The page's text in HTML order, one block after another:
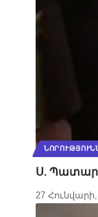
Ս.
27 Հունվարի,